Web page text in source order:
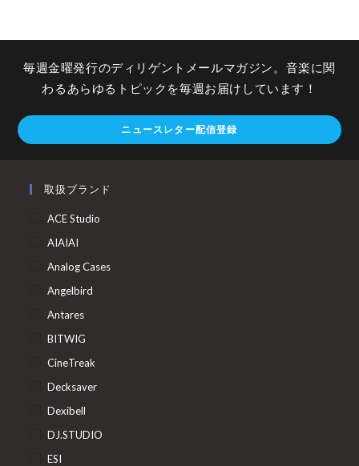
毎週金曜発行のディリゲントメールマガジン。音楽に関
わるあらゆるトピックを毎週お届けしています！
ニュースレター配信登録
取扱ブランド
ACE Studio
AIAIAI
Analog Cases
Angelbird
Antares
BITWIG
CineTreak
Decksaver
Dexibell
DJ.STUDIO
ESI